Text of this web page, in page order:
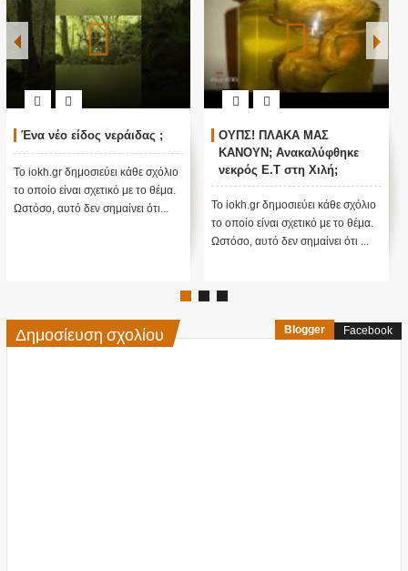
Ένα νέο είδος νεράιδας ;
Το iokh.gr δημοσιεύει κάθε σχόλιο
το οποίο είναι σχετικό με το θέμα.
Ωστόσο, αυτό δεν σημαίνει ότι...
ΟΥΠΣ! ΠΛΑΚΑ ΜΑΣ
ΚΑΝΟΥΝ; Ανακαλύφθηκε
νεκρός E.T στη Χιλή;
(Βίντεο)
Το iokh.gr δημοσιεύει κάθε σχόλιο
το οποίο είναι σχετικό με το θέμα.
Ωστόσο, αυτό δεν σημαίνει ότι ...
Δημοσίευση σχολίου Blogger Facebook